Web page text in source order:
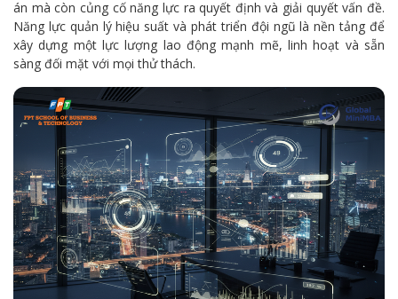
án mà còn củng cố năng lực ra quyết định và giải quyết vấn đề.
Năng lực quản lý hiệu suất và phát triển đội ngũ là nền tảng để
xây dựng một lực lượng lao động mạnh mẽ, linh hoạt và sẵn
sàng đối mặt với mọi thử thách.